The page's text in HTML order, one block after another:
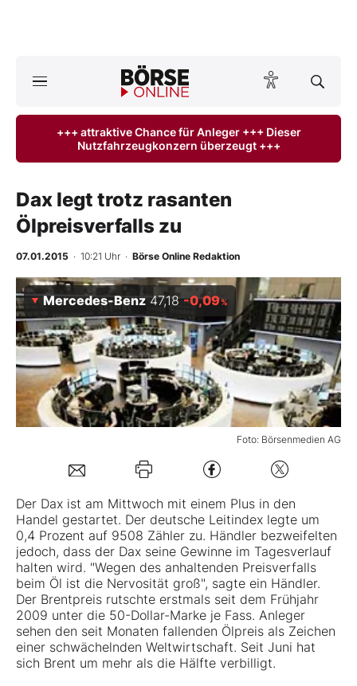
ktuelle Ausgabe BÖRSE ONLINE lesen
Finanz-Check
BO-Musterdepots
Experten
Mein B:O
Kontakt
+++ attraktive Chance für Anleger +++ Dieser
Nutzfahrzeugkonzern überzeugt +++
Dax legt trotz rasanten
Ölpreisverfalls zu
07.01.2015 · 10:21 Uhr · Börse Online Redaktion
Foto: Börsenmedien AG
Mercedes-Benz 47,18 -0,09%
Der Dax ist am Mittwoch mit einem Plus in den
Handel gestartet. Der deutsche Leitindex legte um
0,4 Prozent auf 9508 Zähler zu. Händler bezweifelten
jedoch, dass der Dax seine Gewinne im Tagesverlauf
halten wird. "Wegen des anhaltenden Preisverfalls
beim Öl ist die Nervosität groß", sagte ein Händler.
Der Brentpreis rutschte erstmals seit dem Frühjahr
2009 unter die 50-Dollar-Marke je Fass. Anleger
sehen den seit Monaten fallenden Ölpreis als Zeichen
einer schwächelnden Weltwirtschaft. Seit Juni hat
sich Brent um mehr als die Hälfte verbilligt.